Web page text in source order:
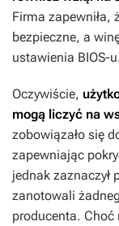
Firma zapewniła,
bezpieczne, a
ustawienia BIOS-
Oczywiście,
mogą liczyć na
zobowiązało się
zapewniając
jednak zaznaczył
zanotowali
producenta.